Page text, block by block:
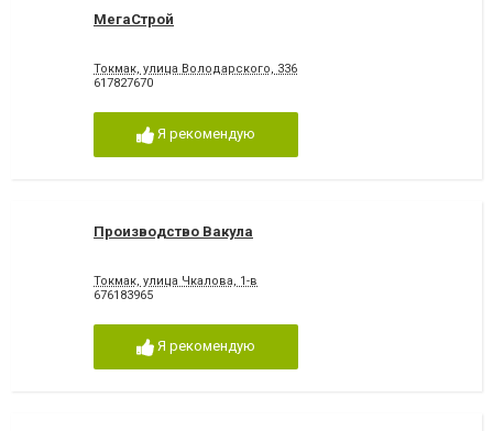
МегаСтрой
Токмак, улица Володарского, 336
617827670
Я рекомендую
Производство Вакула
Токмак, улица Чкалова, 1-в
676183965
Я рекомендую